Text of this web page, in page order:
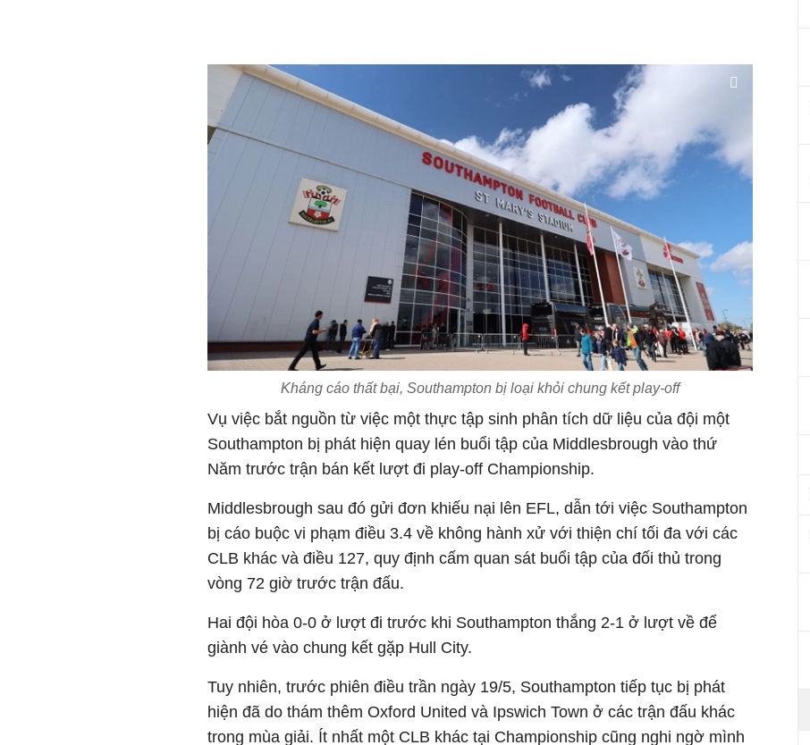
Kháng cáo thất bại, Southampton bị loại khỏi chung kết play-off
Vụ việc bắt nguồn từ việc một thực tập sinh phân tích dữ liệu của đội một
Southampton bị phát hiện quay lén buổi tập của Middlesbrough vào thứ
Năm trước trận bán kết lượt đi play-off Championship.
Middlesbrough sau đó gửi đơn khiếu nại lên EFL, dẫn tới việc Southampton
bị cáo buộc vi phạm điều 3.4 về không hành xử với thiện chí tối đa với các
CLB khác và điều 127, quy định cấm quan sát buổi tập của đối thủ trong
vòng 72 giờ trước trận đấu.
Hai đội hòa 0-0 ở lượt đi trước khi Southampton thắng 2-1 ở lượt về để
giành vé vào chung kết gặp Hull City.
Tuy nhiên, trước phiên điều trần ngày 19/5, Southampton tiếp tục bị phát
hiện đã do thám thêm Oxford United và Ipswich Town ở các trận đấu khác
trong mùa giải. Ít nhất một CLB khác tại Championship cũng nghi ngờ mình